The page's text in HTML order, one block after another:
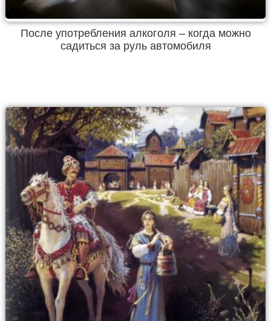
После употребления алкоголя – когда можно
садиться за руль автомобиля